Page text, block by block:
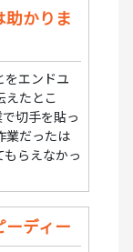
かりま
をエンドユ
えたとこ
切手を貼っ
業だったは
らえなかっ
ーディー